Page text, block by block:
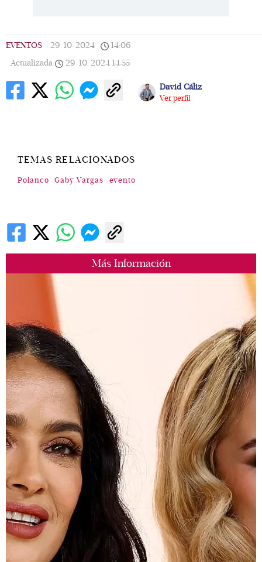
Más Información
EVENTOS 29/10/2024 14:06
Actualizada
29/10/2024 14:55
David Cáliz
Ver perfil
TEMAS RELACIONADOS
Polanco Gaby Vargas evento